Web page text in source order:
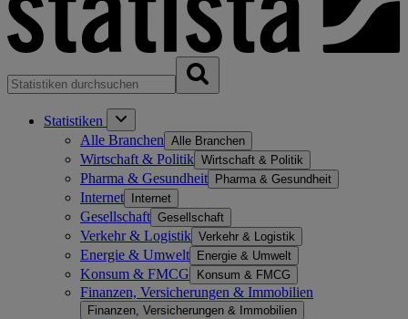
Statistiken
Alle Branchen Alle Branchen
Wirtschaft & Politik Wirtschaft & Politik
Pharma & Gesundheit Pharma & Gesundheit
Internet Internet
Gesellschaft Gesellschaft
Verkehr & Logistik Verkehr & Logistik
Energie & Umwelt Energie & Umwelt
Konsum & FMCG Konsum & FMCG
Finanzen, Versicherungen & Immobilien
Finanzen, Versicherungen & Immobilien